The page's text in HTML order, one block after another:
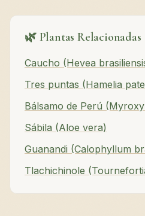
🌿 Plantas Relacionadas
Caucho (Hevea
Tres puntas (Hamelia
Bálsamo de Perú
Sábila (Aloe vera)
Guanandi (Calophyllum
Tlachichinole